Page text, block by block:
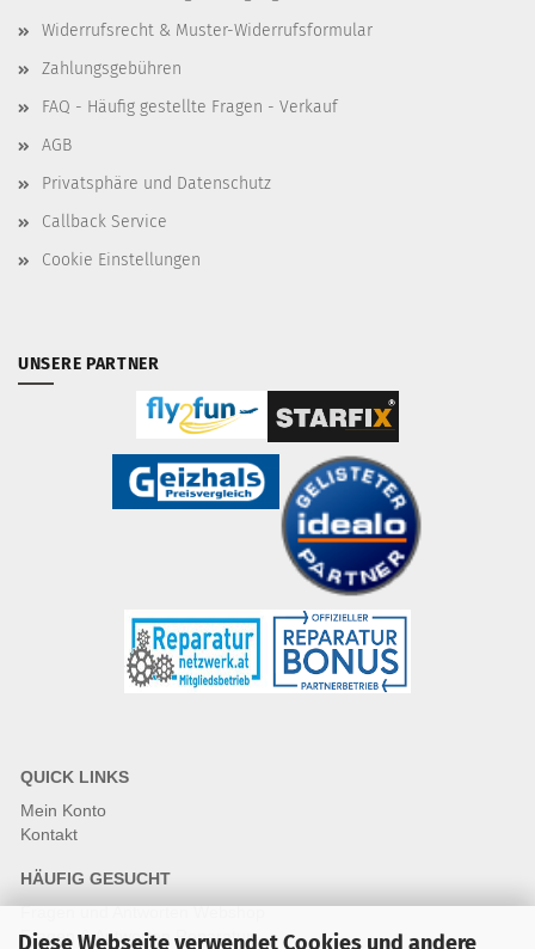
Diese Webseite verwendet Cookies und andere
Widerrufsrecht & Muster-Widerrufsformular
Zahlungsgebühren
FAQ - Häufig gestellte Fragen - Verkauf
AGB
Privatsphäre und Datenschutz
Callback Service
Cookie Einstellungen
UNSERE PARTNER
QUICK LINKS
Mein Konto
Kontakt
HÄUFIG GESUCHT
Fragen und Antworten Webshop
Fragen & Antworten Reparatur